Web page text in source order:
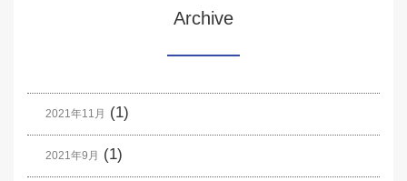
Archive
2021年11月 (1)
2021年9月 (1)